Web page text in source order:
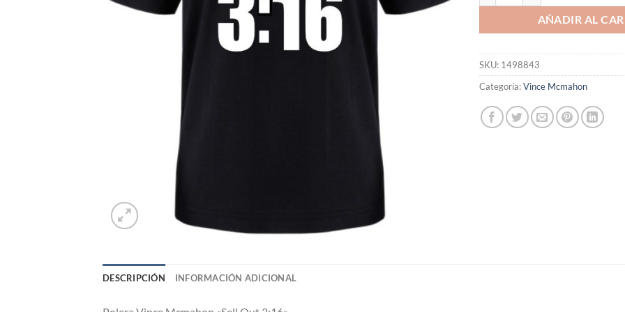
AÑADIR AL
SKU: 1498843
Categoría:Vince Mcmahon
DESCRIPCIÓN INFORMACIÓN ADICIONAL